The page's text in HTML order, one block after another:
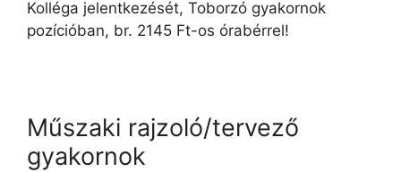
Kolléga jelentkezését, Toborzó gyakornok
pozícióban, br. 2145 Ft-os órabérrel!
Műszaki rajzoló/tervező
gyakornok